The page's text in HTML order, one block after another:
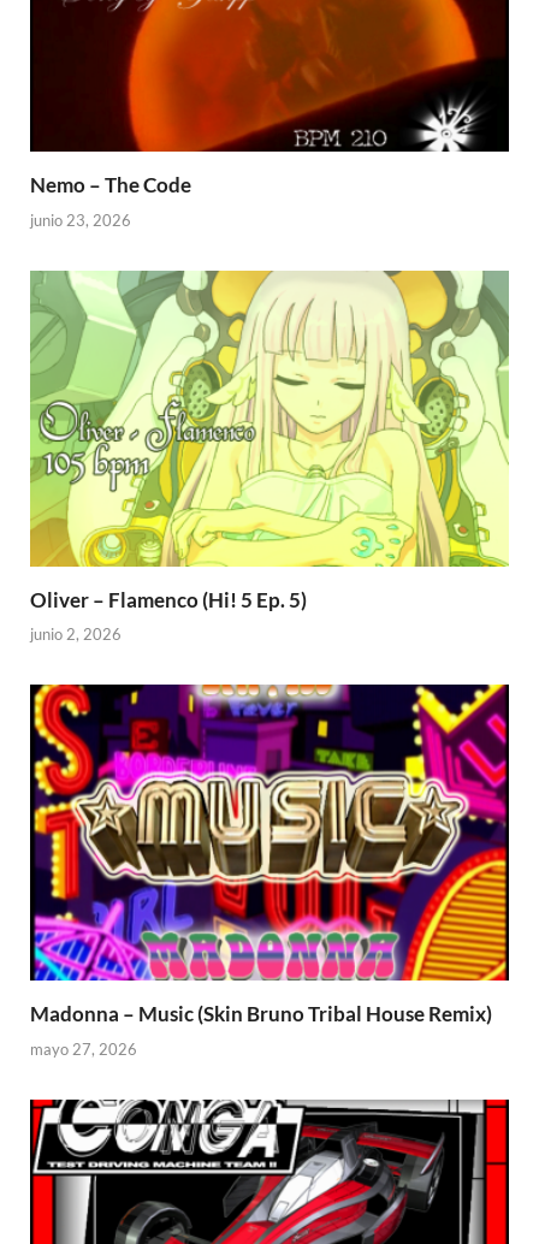
Nemo – The Code
junio 23, 2026
Oliver – Flamenco (Hi! 5 Ep. 5)
junio 2, 2026
Madonna – Music (Skin Bruno Tribal House Remix)
mayo 27, 2026